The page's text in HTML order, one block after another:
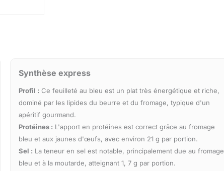
Synthèse express
Profil : Ce feuilleté au bleu est un plat très énergétique et riche,
dominé par les lipides du beurre et du fromage, typique d'un
apéritif gourmand.
Protéines : L'apport en protéines est correct grâce au fromage
bleu et aux jaunes d'œufs, avec environ 21 g par portion.
Sel : La teneur en sel est notable, principalement due au fromage
bleu et à la moutarde, atteignant 1, 7 g par portion.